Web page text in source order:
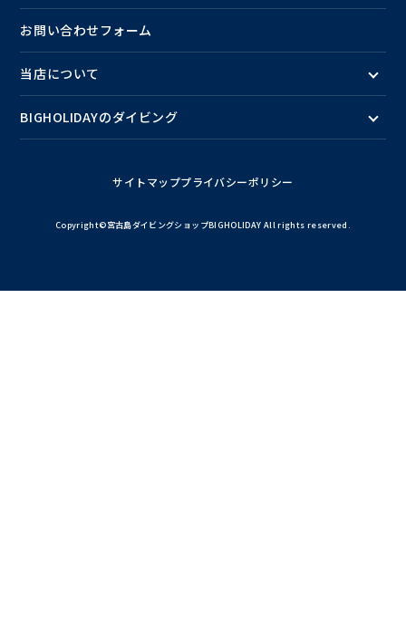
お問い合わせフォーム
当店について
BIGHOLIDAYのダイビング
サイトマッププライバシーポリシー
Copyright©宮古島ダイビングショップBIGHOLIDAY All rights reserved.